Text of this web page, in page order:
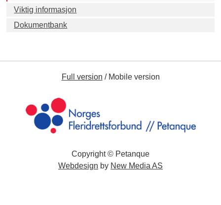
Viktig informasjon
Dokumentbank
Full version /Mobile version
Copyright © Petanque
Webdesign by New Media AS